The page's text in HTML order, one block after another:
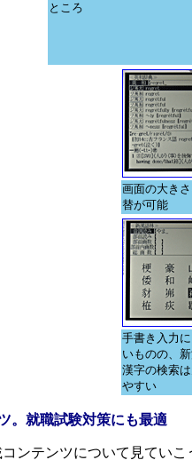
ところ
画面の大き
替が可能
手書き入力
いものの、
漢字の検索
やすい
。就職試験対策にも最適
ンテンツについて見ていこ